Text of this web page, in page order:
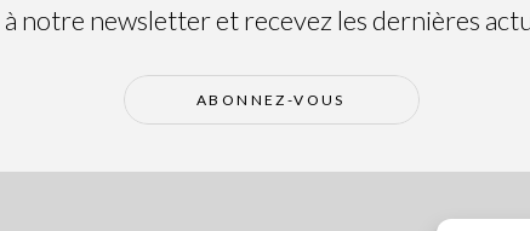
notre newsletter et recevez les dernières
ABONNEZ-VOUS